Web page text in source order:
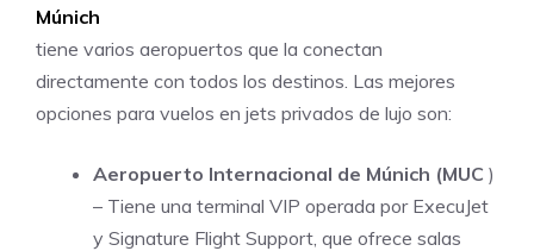
Múnich
tiene varios aeropuertos que la conectan
directamente con todos los destinos. Las mejores
opciones para vuelos en jets privados de lujo son:
Aeropuerto Internacional de Múnich (MUC )
– Tiene una terminal VIP operada por ExecuJet
y Signature Flight Support, que ofrece salas